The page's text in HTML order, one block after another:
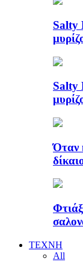
Salty
Salty
Όταν
ΤΕΧΝΗ
All